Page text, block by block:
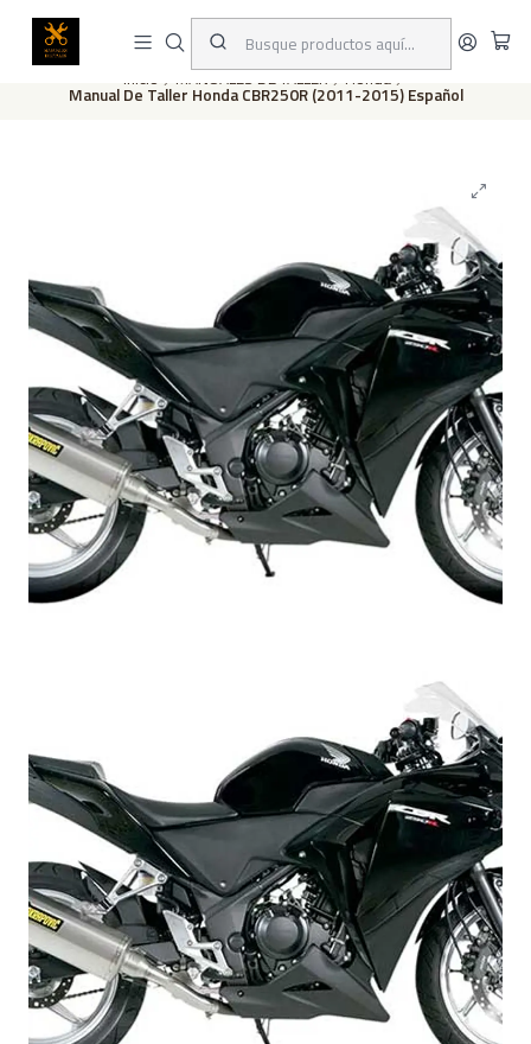
Este es el texto del slide
Inicio MANUALES DE TALLER Honda
Manual De Taller Honda CBR250R (2011-2015) Español